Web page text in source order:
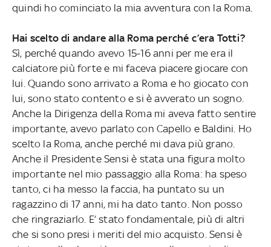
quindi ho cominciato la mia avventura con la Roma.
Hai scelto di andare alla Roma perché c’era Totti?
Sì, perché quando avevo 15-16 anni per me era il
calciatore più forte e mi faceva piacere giocare con
lui. Quando sono arrivato a Roma e ho giocato con
lui, sono stato contento e si è avverato un sogno.
Anche la Dirigenza della Roma mi aveva fatto sentire
importante, avevo parlato con Capello e Baldini. Ho
scelto la Roma, anche perché mi dava più grano.
Anche il Presidente Sensi è stata una figura molto
importante nel mio passaggio alla Roma: ha speso
tanto, ci ha messo la faccia, ha puntato su un
ragazzino di 17 anni, mi ha dato tanto. Non posso
che ringraziarlo. E’ stato fondamentale, più di altri
che si sono presi i meriti del mio acquisto. Sensi è